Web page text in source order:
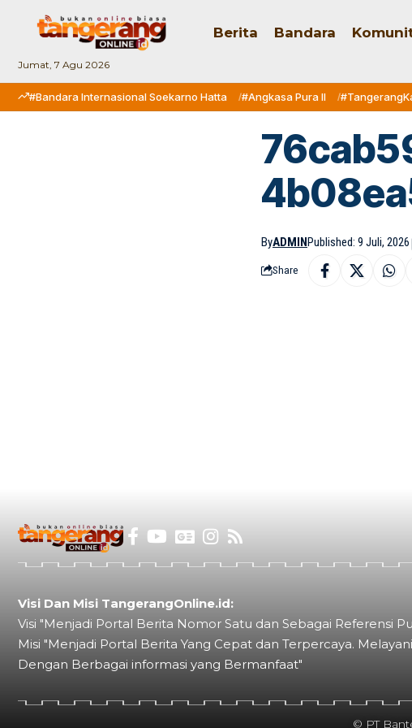
Jumat, 7 Agu 2026
Berita Bandara
#Bandara Internasional Soekarno Hatta #Angkasa Pura II
ByADMINPublished: 9 Juli, 2026
Share
Visi Dan Misi TangerangOnline.id:
Visi "Menjadi Portal Berita Nomor Satu dan Sebagai Referensi
Misi "Menjadi Portal Berita Yang Cepat dan Terpercaya.
Dengan Berbagai informasi yang Bermanfaat"
© PT